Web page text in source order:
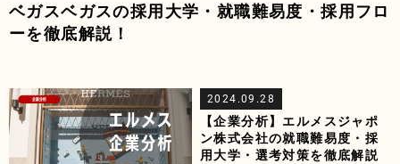
ベガスベガスの採用大学・就職難易度・採用フロ
ーを徹底解説！
2024.09.28
【企業分析】エルメスジャポ
ン株式会社の就職難易度・採
用大学・選考対策を徹底解説